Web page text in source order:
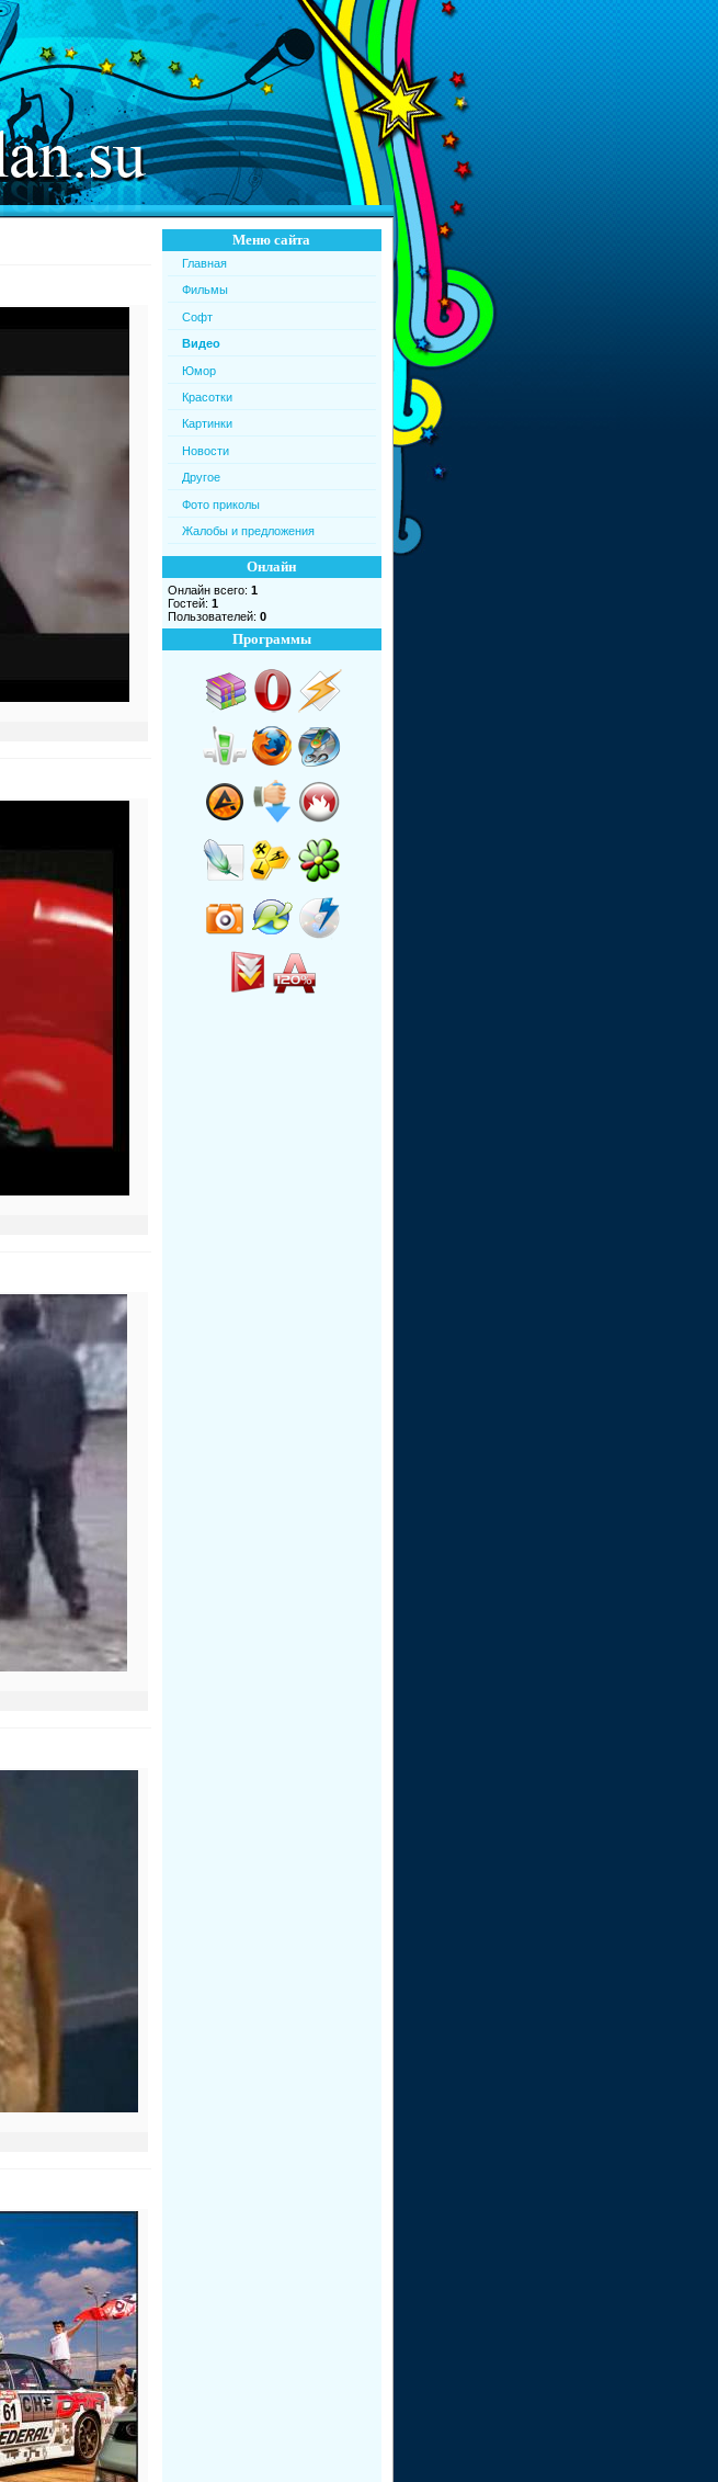
Меню сайта
Главная
Фильмы
Софт
Видео
Юмор
Красотки
Картинки
Новости
Другое
Фото приколы
Жалобы и предложения
Онлайн
Онлайн всего: 1
Гостей: 1
Пользователей: 0
Программы